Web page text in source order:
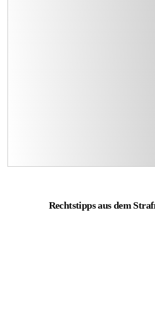
Rechtstipps aus dem